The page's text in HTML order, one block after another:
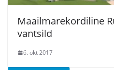
Maailmarekordiline
vantsild
6. okt 2017